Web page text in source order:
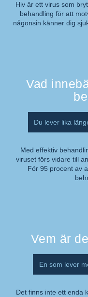
Kommentar:
Hiv är ett virus som
behandling för att
någonsin känner dig
Vad
Du lever lika
Kommentar:
Med effektiv
viruset förs vidare till
För 95 procent av
Vem är
En som lever
Det finns inte ett enda